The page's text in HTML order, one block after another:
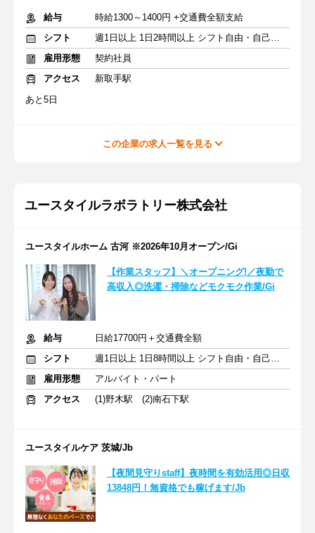
給与
時給1300～1400円 +交通費全額支給
シフト
週1日以上 1日2時間以上 シフト自由・自己申告
雇用形態
契約社員
アクセス
新取手駅
あと5日
この企業の求人一覧を見る
ユースタイルラボラトリー株式会社
ユースタイルホーム 古河 ※2026年10月オープン/Gi
【作業スタッフ】＼オープニング!／夜勤で
高収入◎洗濯・掃除などモクモク作業/Gi
給与
日給17700円＋交通費全額
シフト
週1日以上 1日8時間以上 シフト自由・自己申告
雇用形態
アルバイト・パート
アクセス
(1)野木駅 (2)南石下駅
ユースタイルケア 茨城/Jb
【夜間見守りstaff】夜時間を有効活用◎日収
13848円！無資格でも稼げます/Jb